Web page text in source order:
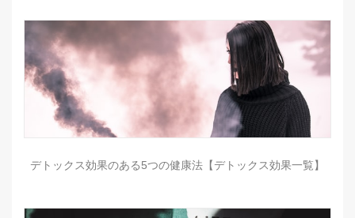
デトックス効果のある5つの健康法【デトックス効果一覧】